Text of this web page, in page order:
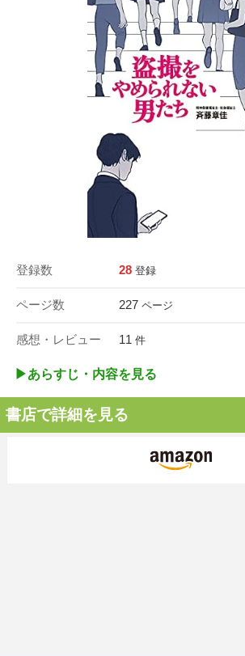
登録数 28 登録
ページ数 227 ページ
感想・レビュー 11 件
▶︎あらすじ・内容を見る
書店で詳細を見る